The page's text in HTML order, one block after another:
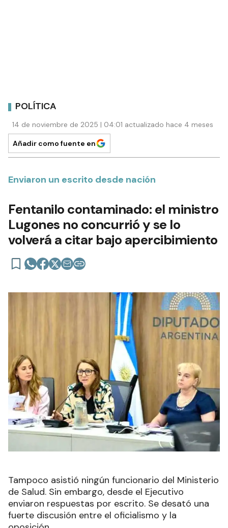
POLÍTICA
14 de noviembre de 2025 | 04:01 actualizado hace 4 meses
Añadir como fuente en
Enviaron un escrito desde nación
Fentanilo contaminado: el ministro
Lugones no concurrió y se lo
volverá a citar bajo apercibimiento
Tampoco asistió ningún funcionario del Ministerio
de Salud. Sin embargo, desde el Ejecutivo
enviaron respuestas por escrito. Se desató una
fuerte discusión entre el oficialismo y la